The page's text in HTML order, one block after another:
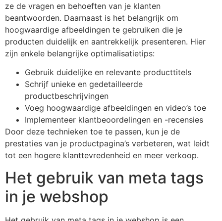
ze de vragen en behoeften van je klanten
beantwoorden. Daarnaast is het belangrijk om
hoogwaardige afbeeldingen te gebruiken die je
producten duidelijk en aantrekkelijk presenteren. Hier
zijn enkele belangrijke optimalisatietips:
Gebruik duidelijke en relevante producttitels
Schrijf unieke en gedetailleerde
productbeschrijvingen
Voeg hoogwaardige afbeeldingen en video’s toe
Implementeer klantbeoordelingen en -recensies
Door deze technieken toe te passen, kun je de
prestaties van je productpagina’s verbeteren, wat leidt
tot een hogere klanttevredenheid en meer verkoop.
Het gebruik van meta tags
in je webshop